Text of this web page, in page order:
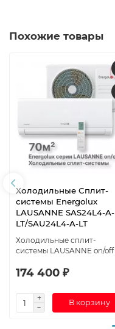
Похожие товары
Холодильные Сплит-
системы Energolux
LAUSANNE SAS24L4-A-
LT/SAU24L4-A-LT
Холодильные сплит-
системы LAUSANNE on/off
174 400 ₽
В корзину